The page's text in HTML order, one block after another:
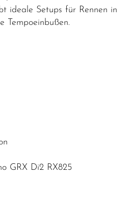
ideale Setups für Rennen in
Tempoeinbußen.
GRX Di2 RX825